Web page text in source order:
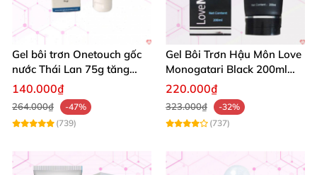
Gel bôi trơn Onetouch gốc
nước Thái Lan 75g tăng
hứng an toàn
140.000₫
264.000₫
-47%
(739)
Gel Bôi Trơn Hậu Môn Love
Monogatari Black 200ml
Nhật Bản An Toàn Mềm
220.000₫
323.000₫
-32%
(737)